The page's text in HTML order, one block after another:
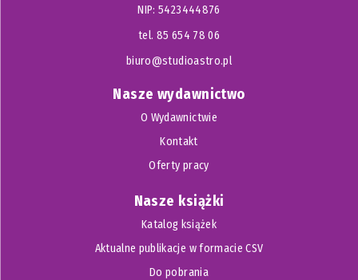
NIP: 5423444876
tel. 85 654 78 06
biuro@studioastro.pl
Nasze wydawnictwo
O Wydawnictwie
Kontakt
Oferty pracy
Nasze książki
Katalog książek
Aktualne publikacje w formacie CSV
Do pobrania